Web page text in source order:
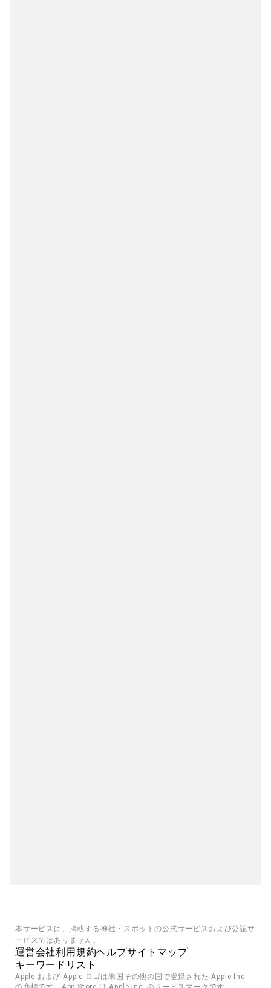
本サービスは、掲載する神社・スポットの公式サービスおよび公認サ
ービスではありません。
運営会社利用規約ヘルプサイトマップ
キーワードリスト
Apple および Apple ロゴは米国その他の国で登録された Apple Inc.